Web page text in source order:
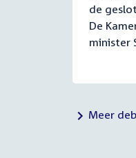
de
De
minister
Meer